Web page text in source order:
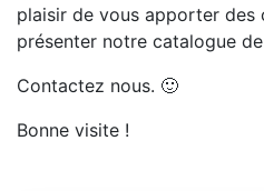
plaisir de vous apporter des
présenter notre catalogue
Contactez nous. 🙂
Bonne visite !